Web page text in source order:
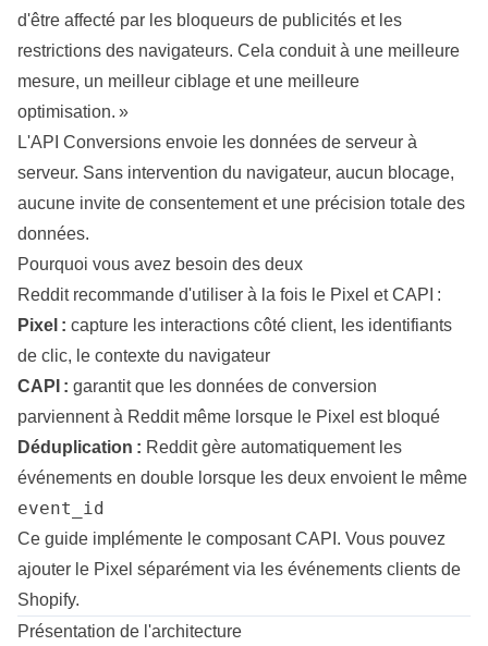
d'être affecté par les bloqueurs de publicités et les
restrictions des navigateurs. Cela conduit à une meilleure
mesure, un meilleur ciblage et une meilleure
optimisation. »
L'API Conversions envoie les données de serveur à
serveur. Sans intervention du navigateur, aucun blocage,
aucune invite de consentement et une précision totale des
données.
Pourquoi vous avez besoin des deux
Reddit recommande d'utiliser à la fois le Pixel et CAPI :
Pixel : capture les interactions côté client, les identifiants
de clic, le contexte du navigateur
CAPI : garantit que les données de conversion
parviennent à Reddit même lorsque le Pixel est bloqué
Déduplication : Reddit gère automatiquement les
événements en double lorsque les deux envoient le même
event_id
Ce guide implémente le composant CAPI. Vous pouvez
ajouter le Pixel séparément via les événements clients de
Shopify.
Présentation de l'architecture